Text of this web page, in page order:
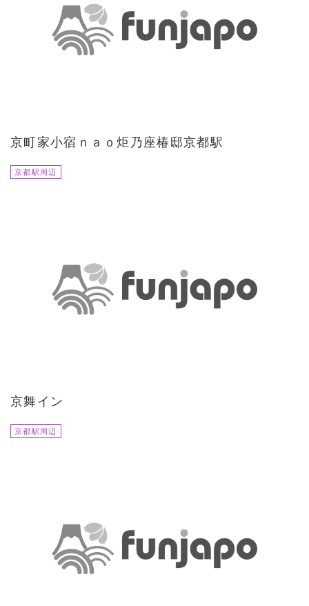
京町家小宿ｎａｏ炬乃座椿邸京都駅
京都駅周辺
京舞イン
京都駅周辺